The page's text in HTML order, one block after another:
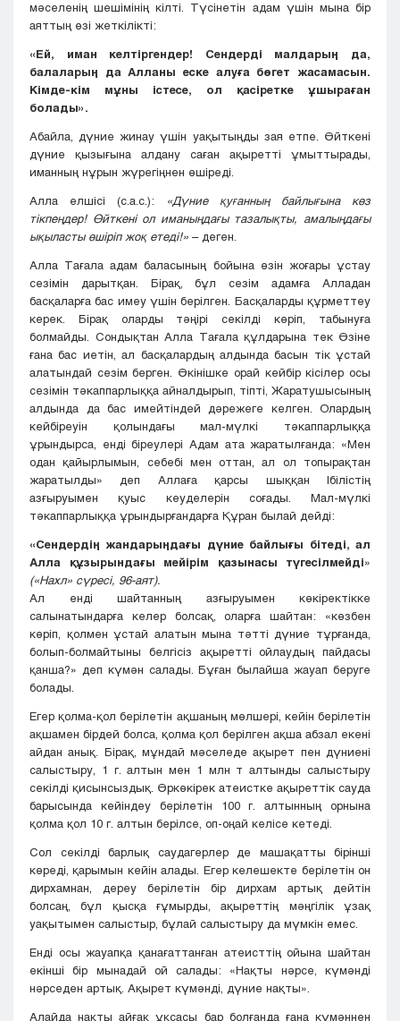
мәселенің шешімінің кілті. Түсінетін адам үшін мына бір
аяттың өзі жеткілікті:
«Ей, иман келтіргендер! Сендерді малдарың да,
балаларың да Алланы еске алуға бөгет жасамасын.
Кімде-кім мұны істесе, ол қасіретке ұшыраған
болады».
Абайла, дүние жинау үшін уақытыңды зая етпе. Өйткені
дүние қызығына алдану саған ақыретті ұмыттырады,
иманның нұрын жүрегіңнен өшіреді.
Алла елшісі (с.а.с.):
«Дүние қуғанның байлығына көз
тікпеңдер! Өйткені ол иманыңдағы тазалықты, амалыңдағы
ықыласты өшіріп жоқ етеді!» – деген.
Алла Тағала адам баласының бойына өзін жоғары ұстау
сезімін дарытқан. Бірақ, бұл сезім адамға Алладан
басқаларға бас имеу үшін берілген. Басқаларды құрметтеу
керек. Бірақ оларды тәңірі секілді көріп, табынуға
болмайды. Сондықтан Алла Тағала құлдарына тек Өзіне
ғана бас иетін, ал басқалардың алдында басын тік ұстай
алатындай сезім берген. Өкінішке орай кейбір кісілер осы
сезімін тәкаппарлыққа айналдырып, тіпті, Жаратушысының
алдында да бас имейтіндей дәрежеге келген. Олардың
кейбіреуін қолындағы мал-мүлкі тәкаппарлыққа
ұрындырса, енді біреулері Адам ата жаратылғанда: «Мен
одан қайырлымын, себебі мен оттан, ал ол топырақтан
жаратылды» деп Аллаға қарсы шыққан Ібілістің
азғыруымен қуыс кеуделерін соғады. Мал-мүлкі
тәкаппарлыққа ұрындырғандарға Құран былай дейді:
«Сендердің жандарыңдағы дүние байлығы бітеді, ал
Алла құзырындағы мейірім қазынасы түгесілмейді»
(«Нахл» сүресі, 96-аят).
Ал енді шайтанның азғыруымен көкіректікке
салынатындарға келер болсақ, оларға шайтан: «көзбен
көріп, қолмен ұстай алатын мына тәтті дүние тұрғанда,
болып-болмайтыны белгісіз ақыретті ойлаудың пайдасы
қанша?» деп күмән салады. Бұған былайша жауап беруге
болады.
Егер қолма-қол берілетін ақшаның мөлшері, кейін берілетін
ақшамен бірдей болса, қолма қол берілген ақша абзал екені
айдан анық. Бірақ, мұндай мәселеде ақырет пен дүниені
салыстыру, 1 г. алтын мен 1 млн т алтынды салыстыру
секілді қисынсыздық. Өркөкірек атеистке ақыреттік сауда
барысында кейіндеу берілетін 100 г. алтынның орнына
қолма қол 10 г. алтын берілсе, оп-оңай келісе кетеді.
Сол секілді барлық саудагерлер де машақатты бірінші
көреді, қарымын кейін алады. Егер келешекте берілетін он
дирхамнан, дереу берілетін бір дирхам артық дейтін
болсаң, бұл қысқа ғұмырды, ақыреттің мәңгілік ұзақ
уақытымен салыстыр, бұлай салыстыру да мүмкін емес.
Енді осы жауапқа қанағаттанған атеисттің ойына шайтан
екінші бір мынадай ой салады: «Нақты нәрсе, күмәнді
нәрседен артық. Ақырет күмәнді, дүние нақты».
Алайда нақты айғақ ұқсасы бар болғанда ғана күмәннен